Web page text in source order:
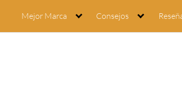
Mejor Marca Consejos